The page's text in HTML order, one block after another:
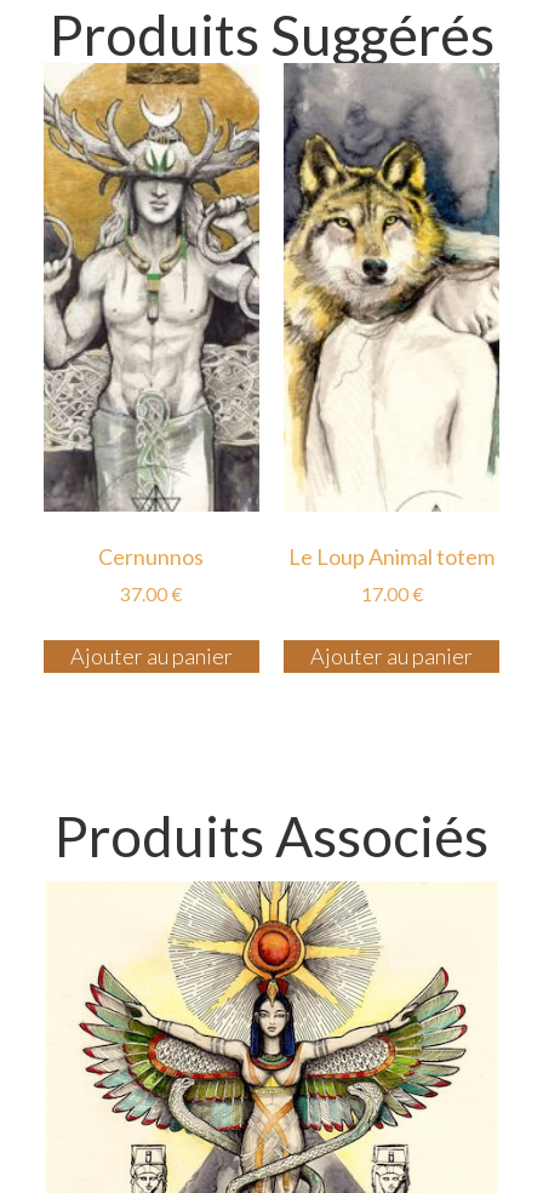
Produits Suggérés
Cernunnos
37.00€
Ajouter au panier
Le Loup Animal totem
17.00€
Ajouter au panier
Produits Associés